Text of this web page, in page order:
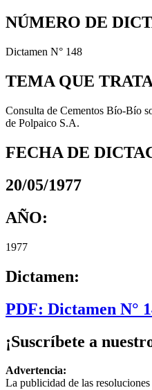
NÚMERO DE
Dictamen N° 148
TEMA QUE
Consulta de Cementos Bío-Bío
de Polpaico S.A.
FECHA DE
20/05/1977
AÑO:
1977
Dictamen:
PDF: Dictamen N°
¡Suscríbete a
Advertencia:
La publicidad de las